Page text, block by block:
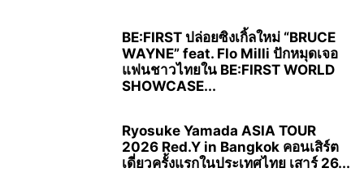
BE:FIRST ปล่อยซิงเกิ้ลใหม่ “BRUCE
WAYNE” feat. Flo Milli ปักหมุดเจอ
แฟนชาวไทยใน BE:FIRST WORLD
SHOWCASE...
Ryosuke Yamada ASIA TOUR
2026 Red.Y in Bangkok คอนเสิร์ต
เดี่ยวครั้งแรกในประเทศไทย เสาร์ 26...